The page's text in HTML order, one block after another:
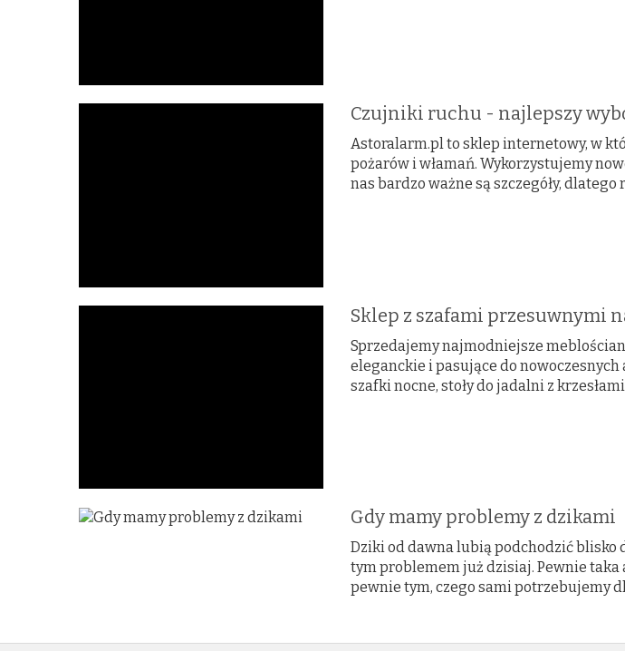
Czujniki ruchu - najlepszy
Astoralarm.pl to sklep internetowy, w
pożarów i włamań. Wykorzystujemy
nas bardzo ważne są szczegóły, dlatego
Sklep z szafami przesuwnymi
Sprzedajemy najmodniejsze
eleganckie i pasujące do
szafki nocne, stoły do jadalni z
Gdy mamy problemy z dzikami
Dziki od dawna lubią podchodzić blisko
tym problemem już dzisiaj. Pewnie
pewnie tym, czego sami potrzebujemy